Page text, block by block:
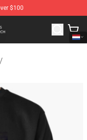
$100
Official The Cabin In
/